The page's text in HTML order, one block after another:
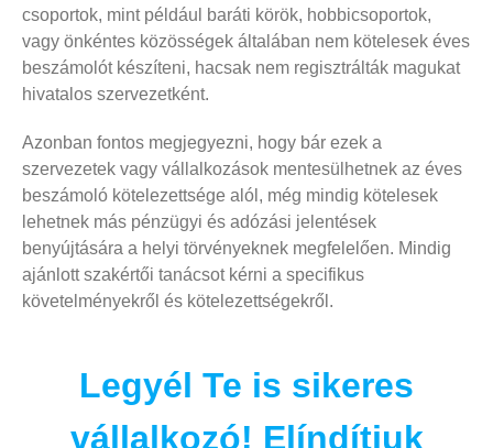
csoportok, mint például baráti körök, hobbicsoportok,
vagy önkéntes közösségek általában nem kötelesek éves
beszámolót készíteni, hacsak nem regisztrálták magukat
hivatalos szervezetként.
Azonban fontos megjegyezni, hogy bár ezek a
szervezetek vagy vállalkozások mentesülhetnek az éves
beszámoló kötelezettsége alól, még mindig kötelesek
lehetnek más pénzügyi és adózási jelentések
benyújtására a helyi törvényeknek megfelelően. Mindig
ajánlott szakértői tanácsot kérni a specifikus
követelményekről és kötelezettségekről.
Legyél Te is sikeres
vállalkozó! Elíndítjuk